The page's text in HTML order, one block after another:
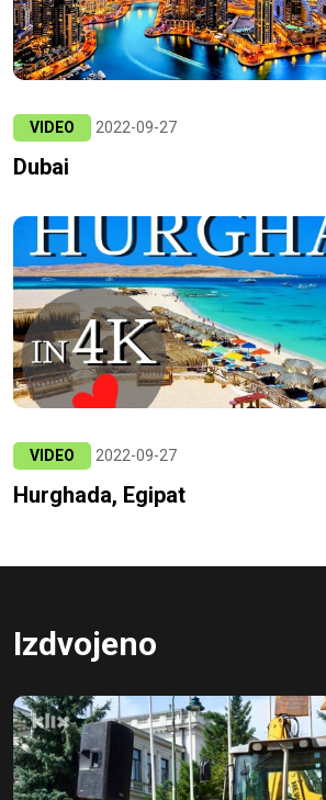
VIDEO 2022-09-27
Dubai
VIDEO 2022-09-27
Hurghada, Egipat
Izdvojeno